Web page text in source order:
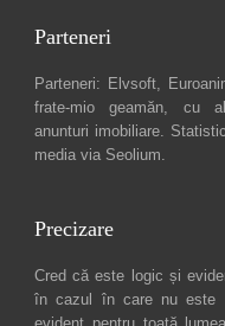
Parteneri
Parteneri: Elvsoft,
frate-mio geamăn, cu
anunturi imobiliare.
media via Seolium.
Precizare
Cred că este logic și
în cazul în care nu este